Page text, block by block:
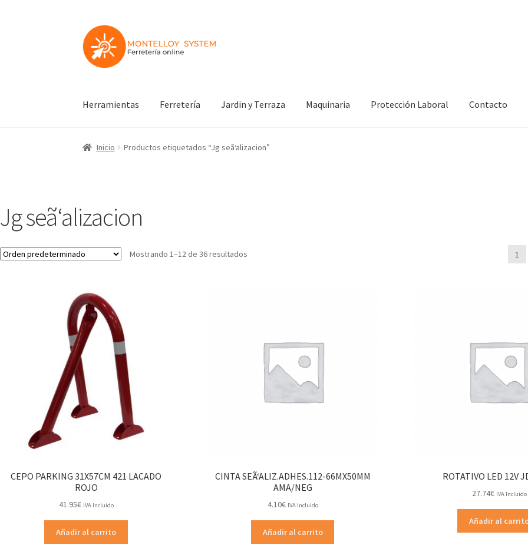
Ir
a
la
Ir
al
contenido
Herramientas Ferretería Jardin y Terraza Maquinaria Protección Laboral Contacto
Inicio Productos etiquetados “Jg seã‘alizacion”
Jg seã‘alizacion
Mostrando 1–12 de 36 resultados 1
CEPO PARKING 31X57CM 421 LACADO
ROJO
41.95€ IVA Incluido
Añadir al carrito
CINTA SEÃ‘ALIZ.ADHES.112-66MX50MM
AMA/NEG
4.10€ IVA Incluido
Añadir al carrito
ROTATIVO LED 12V
27.74€ IVA Incluido
Añadir al